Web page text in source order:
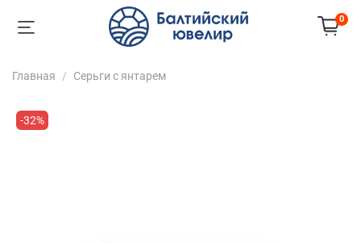
0
Главная Серьги с янтарем
-32%